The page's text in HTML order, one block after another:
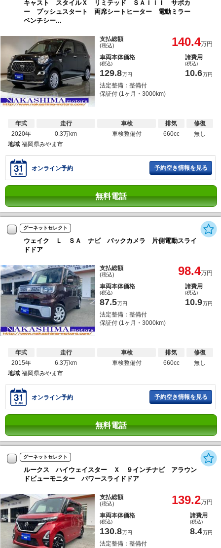
キャスト スタイルＸ リミテッド ＳＡＩＩＩ サポカ
ー プッシュスタート 両席シートヒーター 電動ミラー
ベンチシー...
支払総額
(税込) 140.4万円
車両本体価格
(税込)
129.8万円
諸費用
(税込)
10.6万円
法定整備：整備付
保証付 (1ヶ月・3000km)
年式
2020年
走行
0.3万km
車検
車検整備付
排気
660cc
修復
無し
地域 福岡県みやま市
オンライン予約 予約空き情報を見る
無料電話
グーネットセレクト
ウェイク Ｌ ＳＡ ナビ バックカメラ 片側電動スライ
ドドア
支払総額
(税込) 98.4万円
車両本体価格
(税込)
87.5万円
諸費用
(税込)
10.9万円
法定整備：整備付
保証付 (1ヶ月・3000km)
年式
2015年
走行
6.3万km
車検
車検整備付
排気
660cc
修復
無し
地域 福岡県みやま市
オンライン予約 予約空き情報を見る
無料電話
グーネットセレクト
ルークス ハイウェイスター Ｘ ９インチナビ アラウン
ドビューモニター パワースライドドア
支払総額
(税込) 139.2万円
車両本体価格
(税込)
130.8万円
諸費用
(税込)
8.4万円
法定整備：整備付